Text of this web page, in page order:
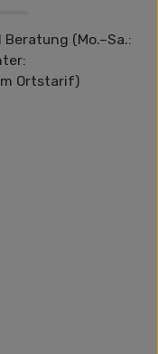
(Mo.–Sa.:
Ortstarif)